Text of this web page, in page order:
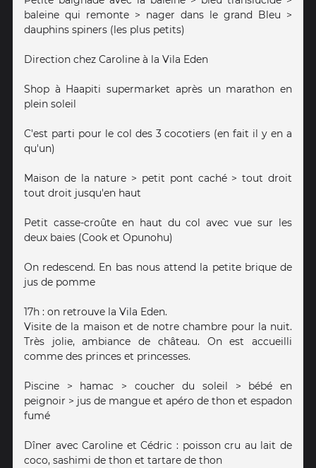
baleine qui remonte > nager dans le grand Bleu >
dauphins spiners (les plus petits)
Direction chez Caroline à la Vila Eden
Shop à Haapiti supermarket après un marathon en
plein soleil
C'est parti pour le col des 3 cocotiers (en fait il y en a
qu'un)
Maison de la nature > petit pont caché > tout droit
tout droit jusqu'en haut
Petit casse-croûte en haut du col avec vue sur les
deux baies (Cook et Opunohu)
On redescend. En bas nous attend la petite brique de
jus de pomme
17h : on retrouve la Vila Eden.
Visite de la maison et de notre chambre pour la nuit.
Très jolie, ambiance de château. On est accueilli
comme des princes et princesses.
Piscine > hamac > coucher du soleil > bébé en
peignoir > jus de mangue et apéro de thon et espadon
fumé
Dîner avec Caroline et Cédric : poisson cru au lait de
coco, sashimi de thon et tartare de thon